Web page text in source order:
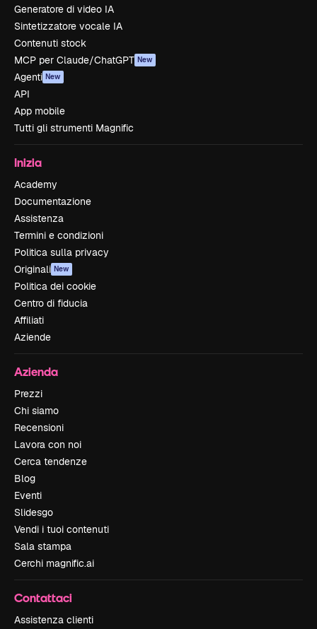
Generatore di video IA
Sintetizzatore vocale IA
Contenuti stock
MCP per Claude/ChatGPT New
Agenti New
API
App mobile
Tutti gli strumenti Magnific
Inizia
Academy
Documentazione
Assistenza
Termini e condizioni
Politica sulla privacy
Originali New
Politica dei cookie
Centro di fiducia
Affiliati
Aziende
Azienda
Prezzi
Chi siamo
Recensioni
Lavora con noi
Cerca tendenze
Blog
Eventi
Slidesgo
Vendi i tuoi contenuti
Sala stampa
Cerchi magnific.ai
Contattaci
Assistenza clienti